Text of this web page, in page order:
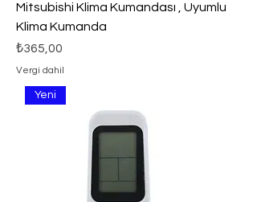
Mitsubishi Klima Kumandası , Uyumlu
Klima Kumanda
Fiyat
₺365,00
Vergi dahil
Yeni